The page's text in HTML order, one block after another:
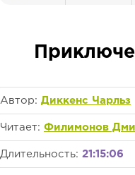
Автор: Диккенс Чарльз
Читает: Филимонов
Длительность: 21:15:06